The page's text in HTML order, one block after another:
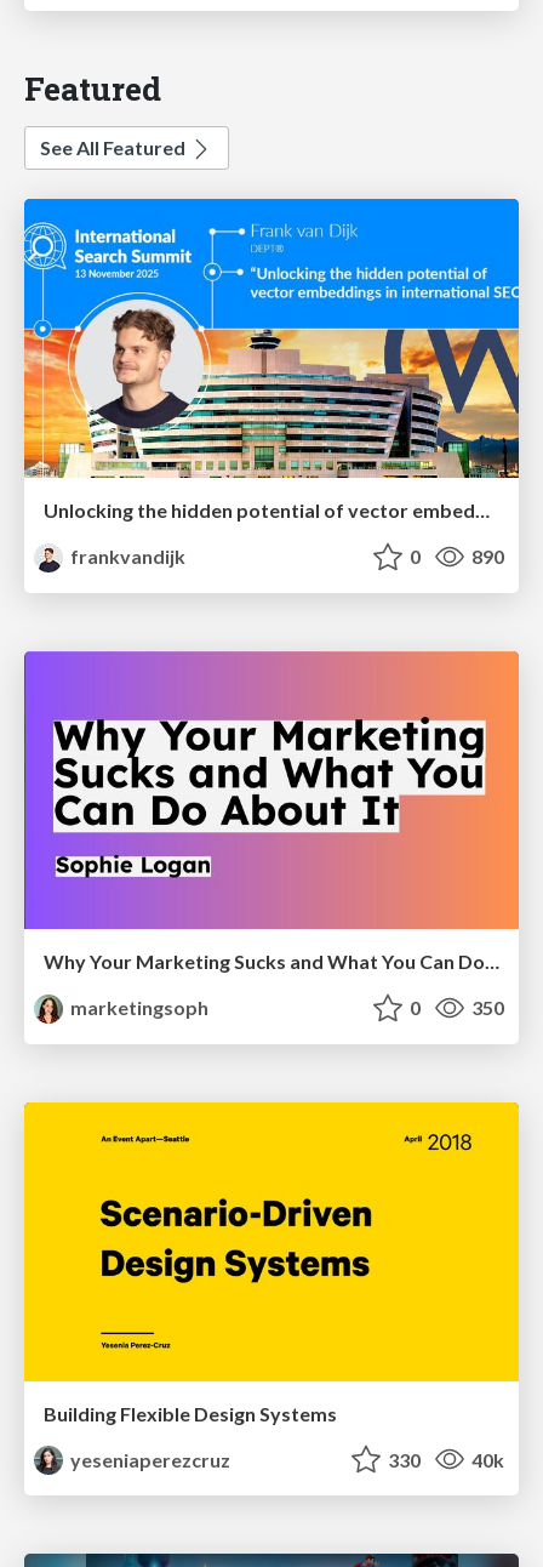
Featured
See All Featured
frankvandijk
0 890
Why Your Marketing Sucks and What You Can Do About It - Sophie Logan
marketingsoph
0 350
Building Flexible Design Systems
yeseniaperezcruz
330 40k